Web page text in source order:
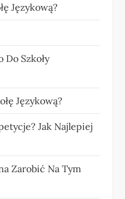
Językową?
Do Szkoły
Językową?
Jak Najlepiej
Zarobić Na Tym